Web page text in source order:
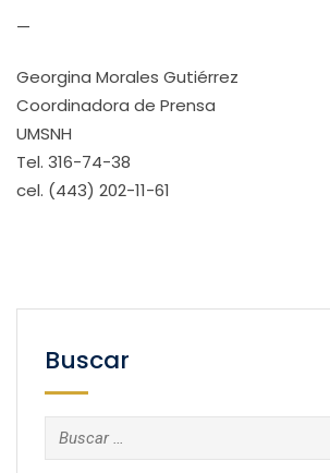
—
Georgina Morales Gutiérrez
Coordinadora de Prensa
UMSNH
Tel. 316-74-38
cel. (443) 202-11-61
Buscar
Buscar: